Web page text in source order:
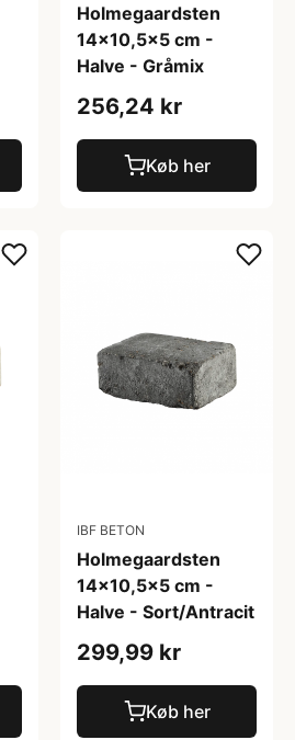
Holmegaardsten
14x10,5x5 cm -
Halve - Gråmix
256,24 kr
Køb her
IBF BETON
Holmegaardsten
14x10,5x5 cm -
Halve - Sort/Antracit
299,99 kr
Køb her